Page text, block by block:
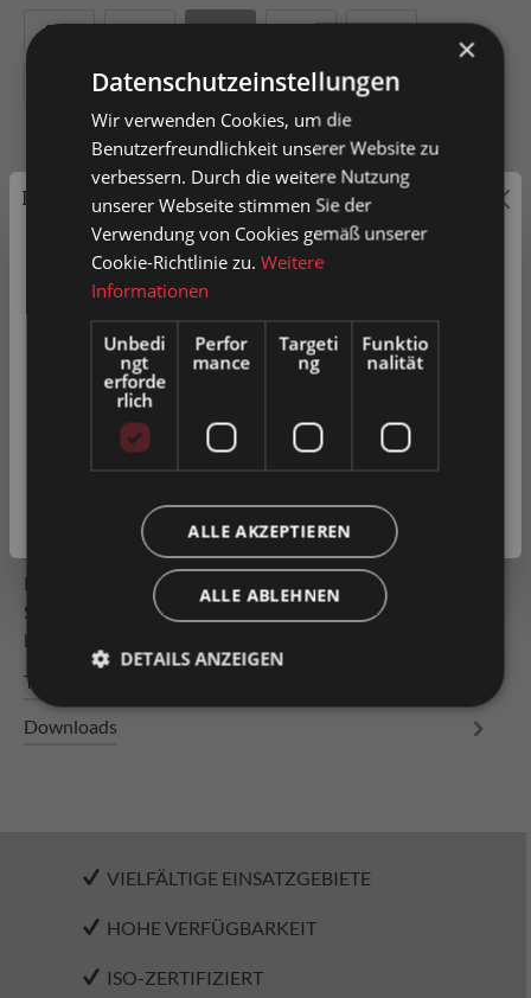
200
300 400 500 600
In den Warenkorb
Artikel-Nr.0052183
Zum Merkzettel hinzufügen
Produkt vergleichen
Fragen zum Produkt
Leichtrollenbahn Bahnlänge 3000mm Tragrollen
Stahlrolle ø 50 x 1,5 mm, verzinkt, mit Konuslager,
kugelgelagert mit durchgäng…
Technische Daten
Downloads
VIELFÄLTIGE EINSATZGEBIETE
HOHE VERFÜGBARKEIT
ISO-ZERTIFIZIERT
Preisauszeichnung
Privatkunden können Preise mit MwSt. (brutto) und
Geschäftskunden Preise ohne MwSt. (netto) angezeigt
werden.
Bitte wählen Sie Ihre bevorzugte Einstellung:
Privatkunde
Geschäftskunde( exkl. MwSt. )
×
Datenschutzeinstellungen
Wir verwenden Cookies, um die
Benutzerfreundlichkeit unserer Website zu
verbessern. Durch die weitere Nutzung
unserer Webseite stimmen Sie der
Verwendung von Cookies gemäß unserer
Cookie-Richtlinie zu.Weitere
Informationen
Unbedi
ngt
erforde
rlich
Perfor
mance
Targeti
ng
Funktio
nalität
ALLE AKZEPTIEREN
ALLE ABLEHNEN
DETAILS ANZEIGEN